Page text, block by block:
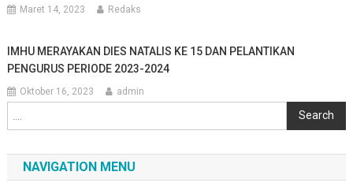
Maret 14, 2023 Redaks
IMHU MERAYAKAN DIES NATALIS KE 15 DAN PELANTIKAN
PENGURUS PERIODE 2023-2024
Oktober 16, 2023 admin
Search
NAVIGATION MENU